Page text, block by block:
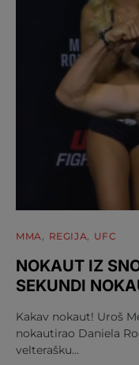
MMA REGIJA UFC
NOKAUT IZ
SEKUNDI
Kakav nokaut! Uroš
nokautirao Daniela
velterašku…